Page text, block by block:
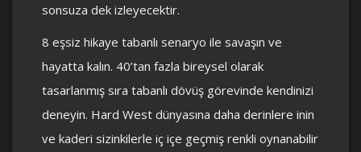
sonsuza dek izleyecektir.
8 eşsiz hikaye tabanlı senaryo ile savaşın ve
hayatta kalın. 40’tan fazla bireysel olarak
tasarlanmış sıra tabanlı dövüş görevinde kendinizi
deneyin. Hard West dünyasına daha derinlere inin
ve kaderi sizinkilerle iç içe geçmiş renkli oynanabilir